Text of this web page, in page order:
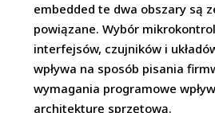
embedded te dwa obszary są
powiązane. Wybór
interfejsów, czujników i
wpływa na sposób pisania
wymagania programowe
architekturę sprzętową.